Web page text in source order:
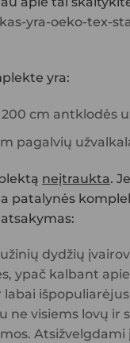
yra-oeko-tex-
yra:
200 cm antklodės
pagalvių
neįtraukta.
patalynės
dydžių
ypač kalbant
labai
ne visiems lovų ir